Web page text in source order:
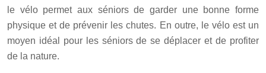
le vélo permet aux séniors de garder une bonne forme
physique et de prévenir les chutes. En outre, le vélo est un
moyen idéal pour les séniors de se déplacer et de profiter
de la nature.